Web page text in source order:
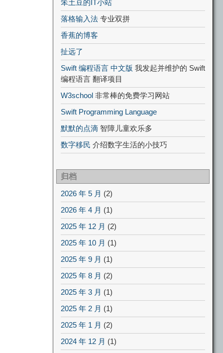
笨土豆的IT小站
落格输入法 专业双拼
香蕉的博客
扯远了
Swift 编程语言 中文版 我发起并维护的 Swift
编程语言 翻译项目
W3school 非常棒的免费学习网站
Swift Programming Language
默默的点滴 智障儿童欢乐多
数字移民 介绍数字生活的小技巧
归档
2026 年 5 月 (2)
2026 年 4 月 (1)
2025 年 12 月 (2)
2025 年 10 月 (1)
2025 年 9 月 (1)
2025 年 8 月 (2)
2025 年 3 月 (1)
2025 年 2 月 (1)
2025 年 1 月 (2)
2024 年 12 月 (1)